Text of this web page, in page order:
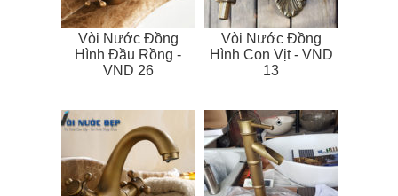
Vòi Nước Đồng
Hình Đầu Rồng -
VND 26
Vòi Nước Đồng
Hình Con Vịt - VND
13